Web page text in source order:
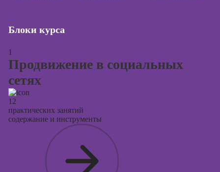
продюсирования
Блоки курса
1
Продвижение в социальных
сетях
12
практических занятий
содержание и инструменты